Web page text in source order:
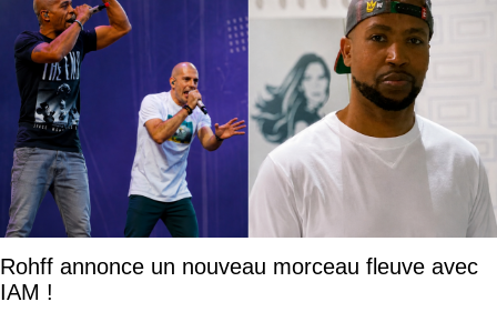
Rohff annonce un nouveau morceau fleuve avec
IAM !